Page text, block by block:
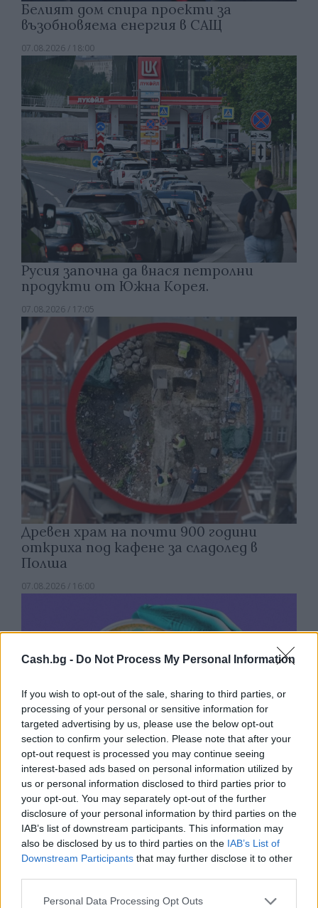
Cash.bg - Do Not Process My Personal Information
If you wish to opt-out of the sale, sharing to third parties, or
processing of your personal or sensitive information for
targeted advertising by us, please use the below opt-out
section to confirm your selection. Please note that after your
opt-out request is processed you may continue seeing
interest-based ads based on personal information utilized by
us or personal information disclosed to third parties prior to
your opt-out. You may separately opt-out of the further
disclosure of your personal information by third parties on the
IAB’s list of downstream participants. This information may
also be disclosed by us to third parties on the IAB’s List of
Downstream Participants that may further disclose it to other
Personal Data Processing Opt Outs
Белият дом спира проекти за
възобновяема енергия в САЩ
07.08.2026 / 18:00
Русия започна да внася петролни
продукти от Южна Корея.
07.08.2026 / 17:05
Древен храм на почти 900 години
откриха под кафене за сладолед в
Полша
07.08.2026 / 16:00
Изкуствен интелект за първи път
създаде нови жизнеспособни вируси
07.08.2026 / 15:30